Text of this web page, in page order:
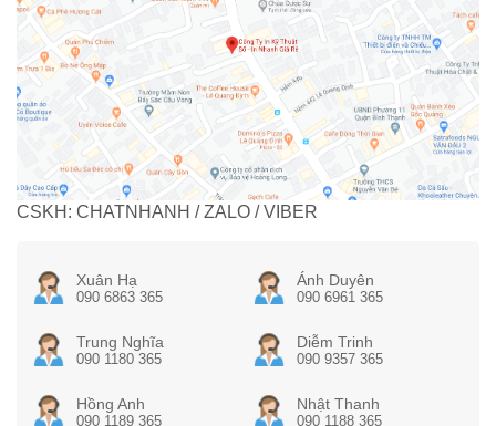
CSKH: CHATNHANH / ZALO / VIBER
Xuân Hạ
090 6863 365
Ánh Duyên
090 6961 365
Trung Nghĩa
090 1180 365
Diễm Trinh
090 9357 365
Hồng Anh
090 1189 365
Nhật Thanh
090 1188 365